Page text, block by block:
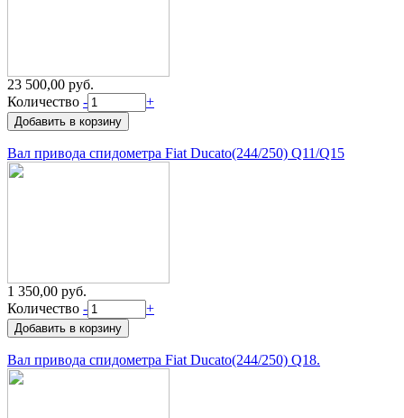
23 500,00 руб.
Количество - +
Вал привода спидометра Fiat Ducato(244/250) Q11/Q15
1 350,00 руб.
Количество - +
Вал привода спидометра Fiat Ducato(244/250) Q18.